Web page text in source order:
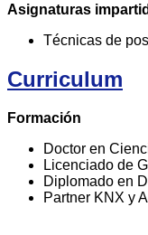
Asignaturas
Técnicas de
Curriculum
Formación
Doctor en
Licenciado de
Diplomado en
Partner KNX y